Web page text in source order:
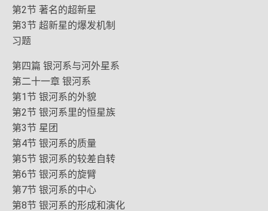
第2节 著名的超新星
第3节 超新星的爆发机制
习题
第四篇 银河系与河外星系
第二十一章 银河系
第1节 银河系的外貌
第2节 银河系里的恒星族
第3节 星团
第4节 银河系的质量
第5节 银河系的较差自转
第6节 银河系的旋臂
第7节 银河系的中心
第8节 银河系的形成和演化